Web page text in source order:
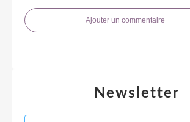
Ajouter un commentaire
Newsletter